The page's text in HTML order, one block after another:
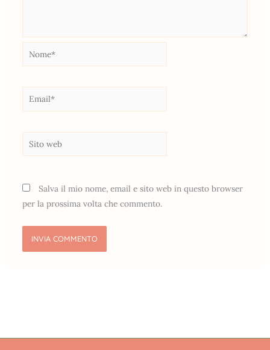
Nome*
Email*
web
Salva il mio nome, email e sito web in questo browser
per la prossima volta che commento.